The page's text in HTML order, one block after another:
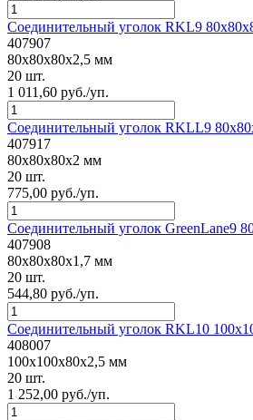
Соединительный уголок RKL9
407907
80x80x80x2,5 мм
20 шт.
1 011,60 руб./уп.
Соединительный уголок RKLL9
407917
80x80x80x2 мм
20 шт.
775,00 руб./уп.
Соединительный уголок GreenLane9
407908
80x80x80x1,7 мм
20 шт.
544,80 руб./уп.
Соединительный уголок RKL10
408007
100x100x80x2,5 мм
20 шт.
1 252,00 руб./уп.